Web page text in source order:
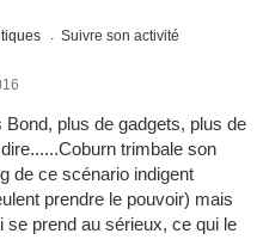
Suivre son activité
plus de gadgets, plus de
trimbale son
de ce scénario indigent
prendre le pouvoir) mais
prend au sérieux, ce qui le